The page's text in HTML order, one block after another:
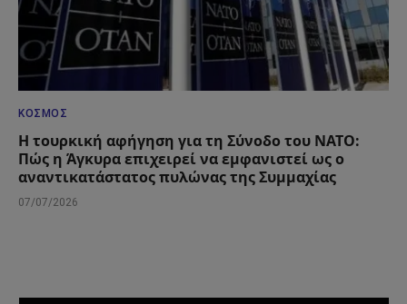
ΚΌΣΜΟΣ
Η τουρκική αφήγηση για τη Σύνοδο του ΝΑΤΟ:
Πώς η Άγκυρα επιχειρεί να εμφανιστεί ως ο
αναντικατάστατος πυλώνας της Συμμαχίας
07/07/2026